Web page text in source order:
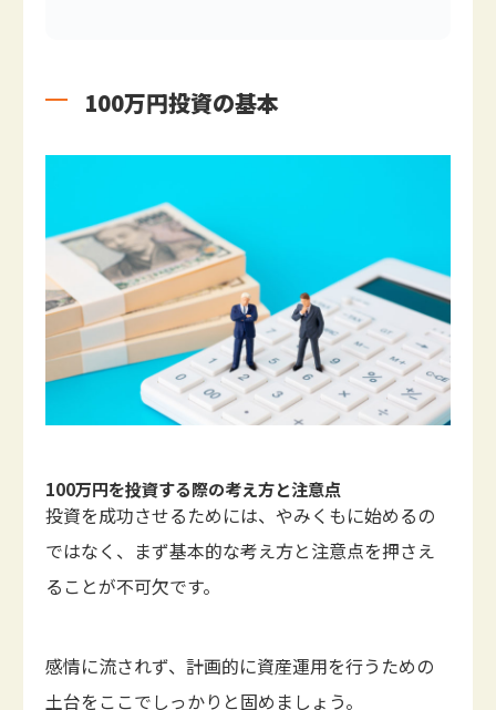
100万円投資の基本
100万円を投資する際の考え方と注意点
投資を成功させるためには、やみくもに始めるの
ではなく、まず基本的な考え方と注意点を押さえ
ることが不可欠です。
感情に流されず、計画的に資産運用を行うための
土台をここでしっかりと固めましょう。